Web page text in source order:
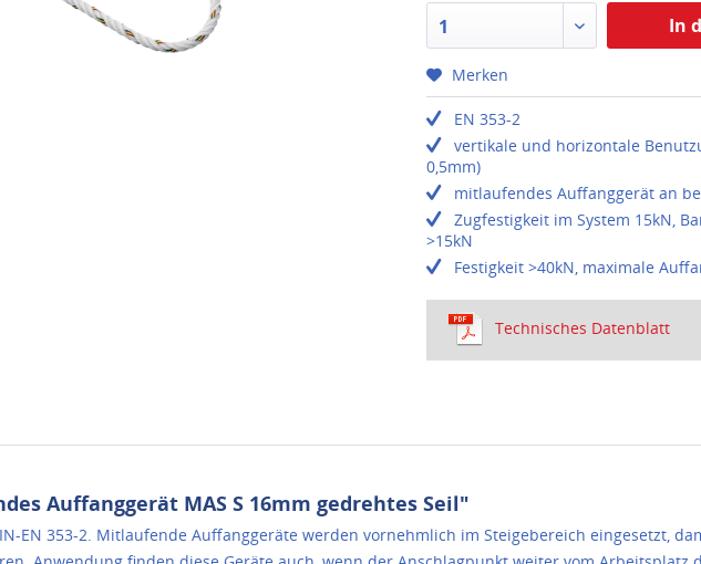
1 In
Merken
EN 353-2
vertikale und horizontale
0,5mm)
mitlaufendes Auffanggerät an
Zugfestigkeit im System 15kN,
>15kN
Festigkeit >40kN, maximale
Technisches Datenblatt
Auffanggerät MAS S 16mm gedrehtes Seil"
EN 353-2. Mitlaufende Auffanggeräte werden vornehmlich im Steigebereich eingesetzt,